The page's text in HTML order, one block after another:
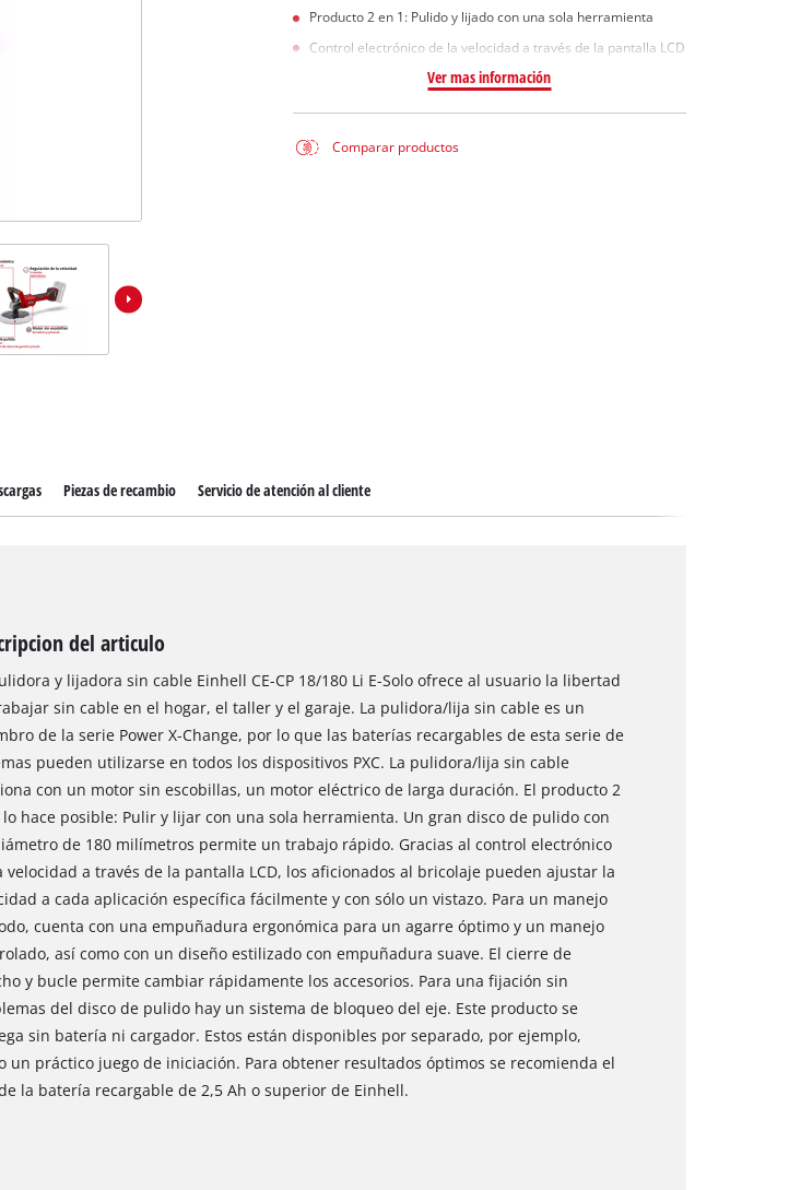
Producto 2 en 1: Pulido y lijado con una sola herramienta
Control electrónico de la velocidad a través de la pantalla LCD
Ver mas información
Comparar productos
Piezas de recambio Servicio de atención al cliente
del articulo
y lijadora sin cable Einhell CE-CP 18/180 Li E-Solo ofrece al usuario la libertad
sin cable en el hogar, el taller y el garaje. La pulidora/lija sin cable es un
de la serie Power X-Change, por lo que las baterías recargables de esta serie de
pueden utilizarse en todos los dispositivos PXC. La pulidora/lija sin cable
con un motor sin escobillas, un motor eléctrico de larga duración. El producto 2
lo hace posible: Pulir y lijar con una sola herramienta. Un gran disco de pulido con
de 180 milímetros permite un trabajo rápido. Gracias al control electrónico
velocidad a través de la pantalla LCD, los aficionados al bricolaje pueden ajustar la
a cada aplicación específica fácilmente y con sólo un vistazo. Para un manejo
cuenta con una empuñadura ergonómica para un agarre óptimo y un manejo
así como con un diseño estilizado con empuñadura suave. El cierre de
y bucle permite cambiar rápidamente los accesorios. Para una fijación sin
del disco de pulido hay un sistema de bloqueo del eje. Este producto se
sin batería ni cargador. Estos están disponibles por separado, por ejemplo,
un práctico juego de iniciación. Para obtener resultados óptimos se recomienda el
la batería recargable de 2,5 Ah o superior de Einhell.